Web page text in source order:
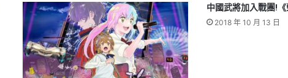
中國武將加入戰團!
2018 年 10 月 13 日